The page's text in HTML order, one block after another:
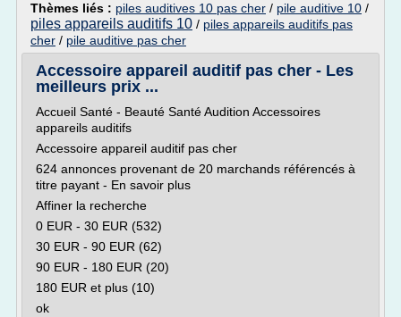
Thèmes liés : piles auditives 10 pas cher / pile auditive 10 /
piles appareils auditifs 10 / piles appareils auditifs pas
cher / pile auditive pas cher
Accessoire appareil auditif pas cher - Les
meilleurs prix ...
Accueil Santé - Beauté Santé Audition Accessoires
appareils auditifs
Accessoire appareil auditif pas cher
624 annonces provenant de 20 marchands référencés à
titre payant - En savoir plus
Affiner la recherche
0 EUR - 30 EUR (532)
30 EUR - 90 EUR (62)
90 EUR - 180 EUR (20)
180 EUR et plus (10)
ok